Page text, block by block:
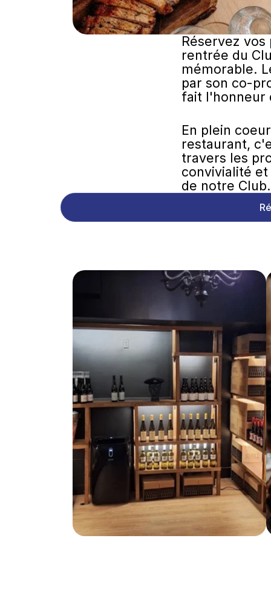
Réservez
rentrée du
mémorable.
par son co-
fait l'honneur
En plein
restaurant,
travers les
convivialité
de notre